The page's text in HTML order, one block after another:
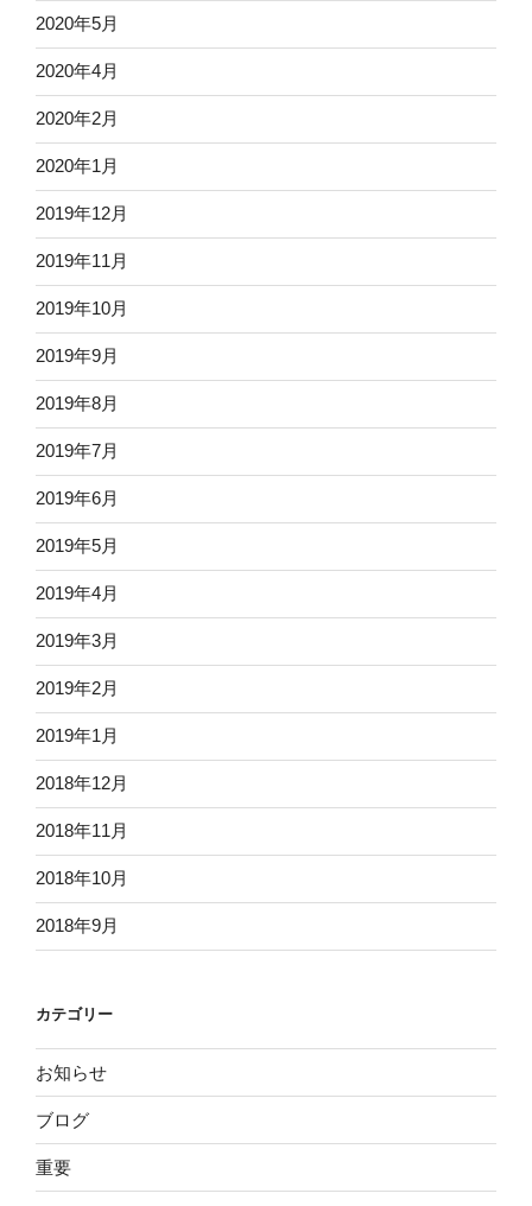
2020年5月
2020年4月
2020年2月
2020年1月
2019年12月
2019年11月
2019年10月
2019年9月
2019年8月
2019年7月
2019年6月
2019年5月
2019年4月
2019年3月
2019年2月
2019年1月
2018年12月
2018年11月
2018年10月
2018年9月
カテゴリー
お知らせ
ブログ
重要